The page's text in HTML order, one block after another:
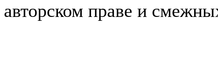
авторском праве и